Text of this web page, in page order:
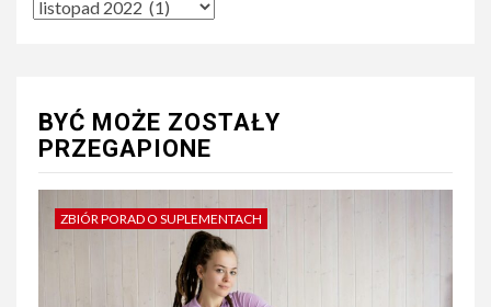
BYĆ MOŻE ZOSTAŁY
PRZEGAPIONE
ZBIÓR PORAD O SUPLEMENTACH